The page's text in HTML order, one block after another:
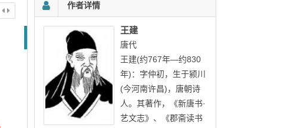
作者详情
王建
唐代
王建(约767年—约830
年)：字仲初，生于颍川
(今河南许昌)，唐朝诗
人。其著作，《新唐书·
艺文志》、《郡斋读书